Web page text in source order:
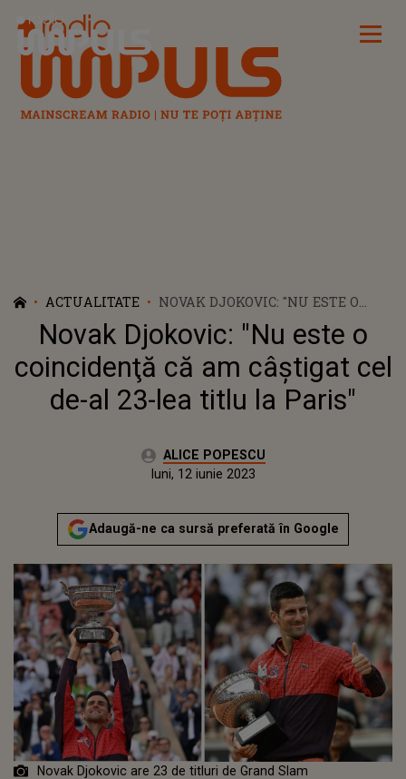
Radio Impuls
ACTUALITATE
NOVAK DJOKOVIC: "NU ESTE O
COINCIDENŢĂ CĂ AM CÂŞTIGAT
CEL DE-AL 23-LEA TITLU LA PARIS"
Novak Djokovic: "Nu este o
coincidenţă că am câştigat cel
de-al 23-lea titlu la Paris"
Autor:ALICE POPESCU
Publicat:
luni, 12 iunie 2023
Adaugă-ne ca sursă preferată în Google
Novak Djokovic are 23 de titluri de Grand Slam